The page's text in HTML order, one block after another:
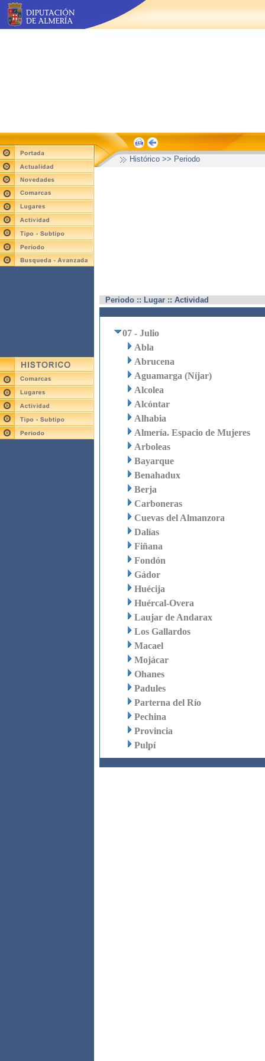
Histórico >> Periodo
Periodo :: Lugar :: Actividad
07 - Julio
Abla
Abrucena
Aguamarga (Níjar)
Alcolea
Alcóntar
Alhabia
Almería. Espacio de Mujeres
Arboleas
Bayarque
Benahadux
Berja
Carboneras
Cuevas del Almanzora
Dalías
Fiñana
Fondón
Gádor
Huécija
Huércal-Overa
Laujar de Andarax
Los Gallardos
Macael
Mojácar
Ohanes
Padules
Parterna del Río
Pechina
Provincia
Pulpí